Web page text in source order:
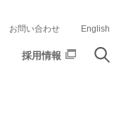
採用情報
お問い合わせ English